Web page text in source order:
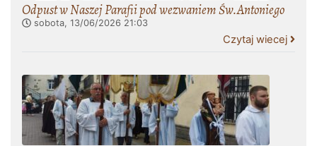
Odpust w Naszej Parafii pod wezwaniem Św.Antoniego
sobota, 13/06/2026 21:03
Czytaj wiecej